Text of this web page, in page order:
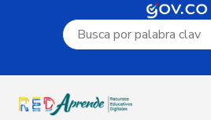
Campo de búsqueda por